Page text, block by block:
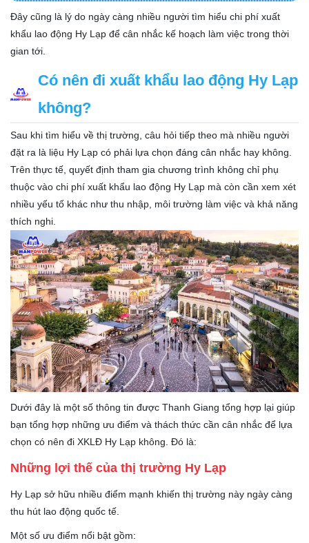
Đây cũng là lý do ngày càng nhiều người tìm hiểu chi phí xuất
khẩu lao động Hy Lạp để cân nhắc kế hoạch làm việc trong thời
gian tới.
Có nên đi xuất khẩu lao động Hy Lạp
không?
Sau khi tìm hiểu về thị trường, câu hỏi tiếp theo mà nhiều người
đặt ra là liệu Hy Lạp có phải lựa chọn đáng cân nhắc hay không.
Trên thực tế, quyết định tham gia chương trình không chỉ phụ
thuộc vào chi phí xuất khẩu lao động Hy Lạp mà còn cần xem xét
nhiều yếu tố khác như thu nhập, môi trường làm việc và khả năng
thích nghi.
Dưới đây là một số thông tin được Thanh Giang tổng hợp lại giúp
bạn tổng hợp những ưu điểm và thách thức cần cân nhắc để lựa
chọn có nên đi XKLĐ Hy Lạp không. Đó là:
Những lợi thế của thị trường Hy Lạp
Hy Lạp sở hữu nhiều điểm mạnh khiến thị trường này ngày càng
thu hút lao động quốc tế.
Một số ưu điểm nổi bật gồm: